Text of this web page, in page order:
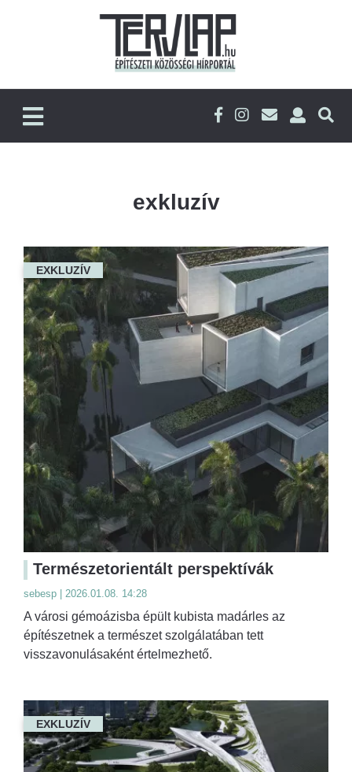
exkluzív
EXKLUZÍV
Természetorientált perspektívák
sebesp | 2026.01.08. 14:28
A városi gémoázisba épült kubista madárles az
építészetnek a természet szolgálatában tett
visszavonulásaként értelmezhető.
EXKLUZÍV